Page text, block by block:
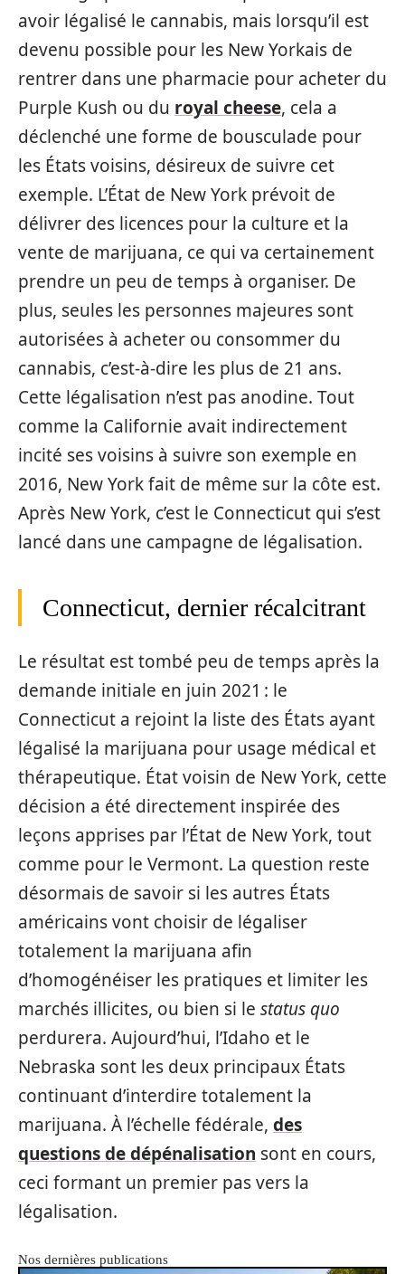
avoir légalisé le cannabis, mais lorsqu’il est
devenu possible pour les New Yorkais de
rentrer dans une pharmacie pour acheter du
Purple Kush ou du royal cheese, cela a
déclenché une forme de bousculade pour
les États voisins, désireux de suivre cet
exemple. L’État de New York prévoit de
délivrer des licences pour la culture et la
vente de marijuana, ce qui va certainement
prendre un peu de temps à organiser. De
plus, seules les personnes majeures sont
autorisées à acheter ou consommer du
cannabis, c’est-à-dire les plus de 21 ans.
Cette légalisation n’est pas anodine. Tout
comme la Californie avait indirectement
incité ses voisins à suivre son exemple en
2016, New York fait de même sur la côte est.
Après New York, c’est le Connecticut qui s’est
lancé dans une campagne de légalisation.
Connecticut, dernier récalcitrant
Le résultat est tombé peu de temps après la
demande initiale en juin 2021 : le
Connecticut a rejoint la liste des États ayant
légalisé la marijuana pour usage médical et
thérapeutique. État voisin de New York, cette
décision a été directement inspirée des
leçons apprises par l’État de New York, tout
comme pour le Vermont. La question reste
désormais de savoir si les autres États
américains vont choisir de légaliser
totalement la marijuana afin
d’homogénéiser les pratiques et limiter les
marchés illicites, ou bien si le status quo
perdurera. Aujourd’hui, l’Idaho et le
Nebraska sont les deux principaux États
continuant d’interdire totalement la
marijuana. À l’échelle fédérale, des
questions de dépénalisation sont en cours,
ceci formant un premier pas vers la
légalisation.
Nos dernières publications